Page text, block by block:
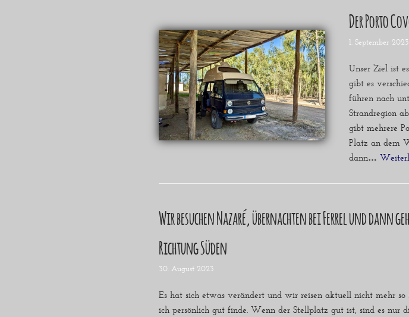
Der Porto
1. September 2023
Unser Ziel ist
gibt es
führen nach
Strandregion
gibt mehrere
Platz an dem
dann…
Wir besuchen Nazaré, übernachten bei Ferrel und dann
Richtung Süden
30. August 2023
Es hat sich etwas verändert und wir reisen aktuell nicht mehr so
ich persönlich gut finde. Wenn der Stellplatz gut ist, sind es nur